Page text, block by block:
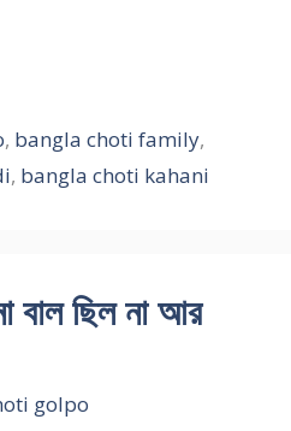
, bangla choti family,
, bangla choti kahani
বাল ছিল না আর
golpo